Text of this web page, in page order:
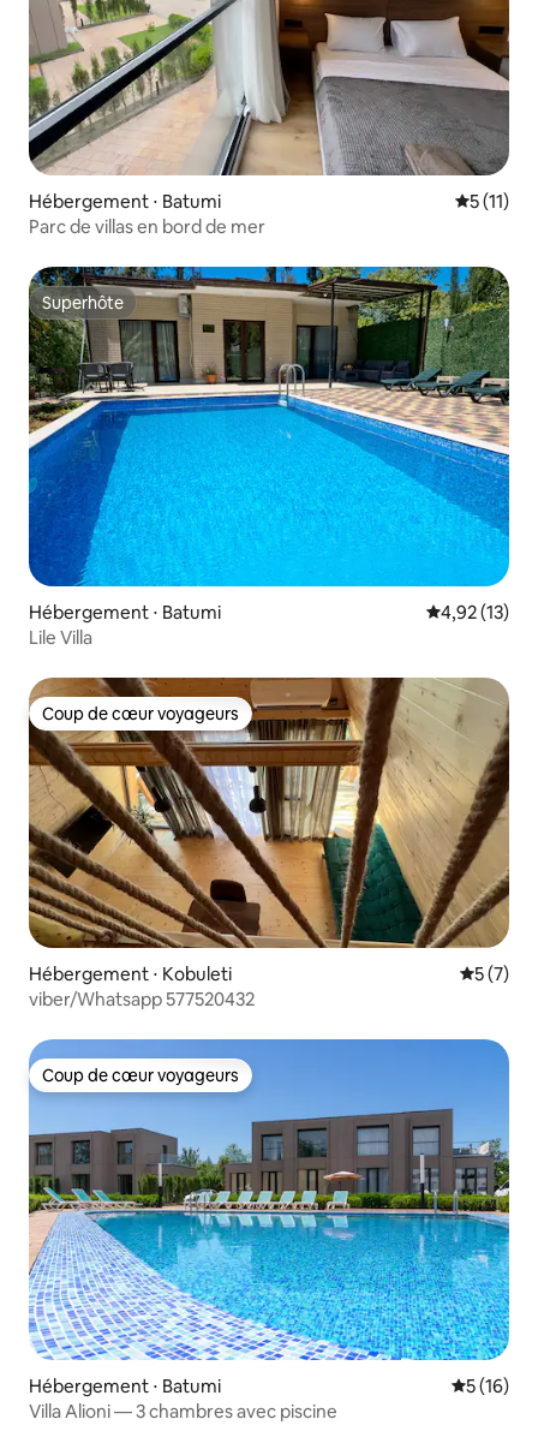
Hébergement ⋅ Batumi
5 (11)
Parc de villas en bord de mer
Superhôte
Superhôte
Hébergement ⋅ Batumi Évaluation
4,92 (13)
Lile Villa
Coup de cœur voyageurs
Coup de cœur voyageurs
Hébergement ⋅ Kobuleti
5 (7)
viber/Whatsapp 577520432
Coup de cœur voyageurs
Coup de cœur voyageurs
Hébergement ⋅ Batumi
5 (16)
Villa Alioni — 3 chambres avec piscine